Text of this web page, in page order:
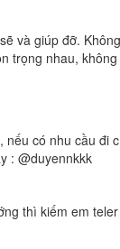
và giúp đỡ.
trọng nhau,
có nhu cầu đi
: @duyennkkk
thì kiếm em